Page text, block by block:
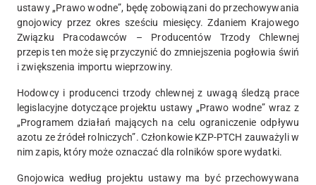
ustawy „Prawo wodne”, będę zobowiązani do przechowywania
gnojowicy przez okres sześciu miesięcy. Zdaniem Krajowego
Związku Pracodawców – Producentów Trzody Chlewnej
przepis ten może się przyczynić do zmniejszenia pogłowia świń
i zwiększenia importu wieprzowiny.
Hodowcy i producenci trzody chlewnej z uwagą śledzą prace
legislacyjne dotyczące projektu ustawy „Prawo wodne” wraz z
„Programem działań mających na celu ograniczenie odpływu
azotu ze źródeł rolniczych”. Członkowie KZP-PTCH zauważyli w
nim zapis, który może oznaczać dla rolników spore wydatki.
Gnojowica według projektu ustawy ma być przechowywana